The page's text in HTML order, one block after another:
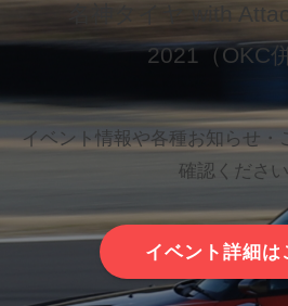
名神タイヤ with
2021（OKC
イベント情報や各種お知らせ・
確認ください
イベント詳細は